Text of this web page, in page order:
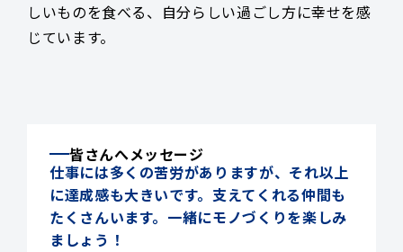
しいものを食べる、自分らしい過ごし方に幸せを感
じています。
皆さんへメッセージ
仕事には多くの苦労がありますが、それ以上
に達成感も大きいです。支えてくれる仲間も
たくさんいます。一緒にモノづくりを楽しみ
ましょう！